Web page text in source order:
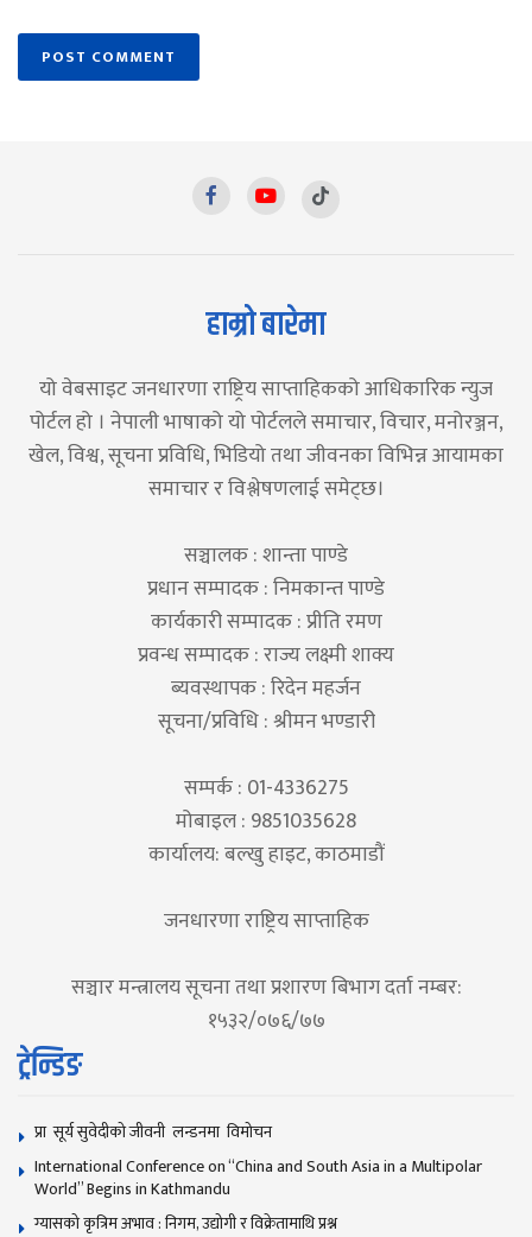
हाम्रो बारेमा
यो वेबसाइट जनधारणा राष्ट्रिय साप्ताहिकको आधिकारिक न्युज
पोर्टल हो । नेपाली भाषाको यो पोर्टलले समाचार, विचार, मनोरञ्जन,
खेल, विश्व, सूचना प्रविधि, भिडियो तथा जीवनका विभिन्न आयामका
समाचार र विश्लेषणलाई समेट्छ।
सञ्चालक : शान्ता पाण्डे
प्रधान सम्पादक : निमकान्त पाण्डे
कार्यकारी सम्पादक : प्रीति रमण
प्रवन्ध सम्पादक : राज्य लक्ष्मी शाक्य
ब्यवस्थापक : रिदेन महर्जन
सूचना/प्रविधि : श्रीमन भण्डारी
सम्पर्क : 01-4336275
मोबाइल : 9851035628
कार्यालय: बल्खु हाइट, काठमाडौं
जनधारणा राष्ट्रिय साप्ताहिक
सञ्चार मन्त्रालय सूचना तथा प्रशारण बिभाग दर्ता नम्बर:
१५३२/०७६/७७
ट्रेन्डिङ
प्रा सूर्य सुवेदीको जीवनी लन्डनमा विमोचन
International Conference on “China and South Asia in a Multipolar
World” Begins in Kathmandu
ग्यासको कृत्रिम अभाव : निगम, उद्योगी र विक्रेतामाथि प्रश्न